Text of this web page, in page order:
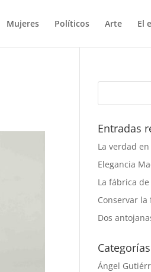
Mujeres Políticos Arte El
Entradas
La verdad
Elegancia
La fábrica
Conservar la
Dos
Categorías
Ángel